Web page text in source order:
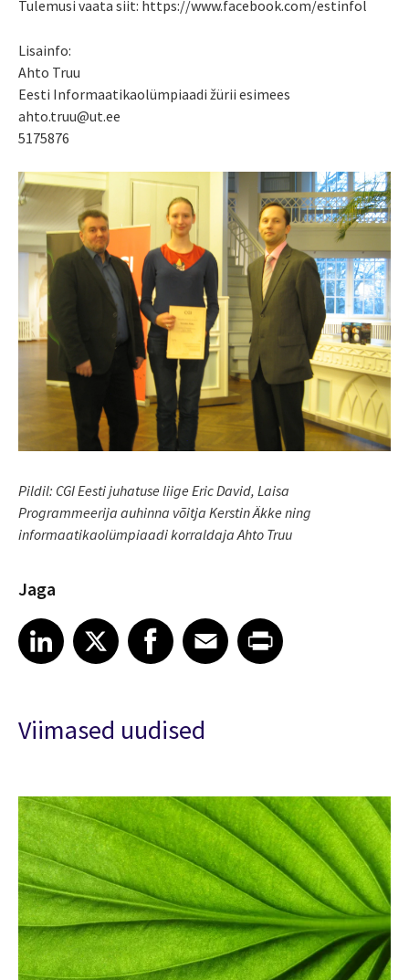
Tulemusi vaata siit: https://www.facebook.com/estinfol
Lisainfo:
Ahto Truu
Eesti Informaatikaolümpiaadi žürii esimees
ahto.truu@ut.ee
5175876
Pildil: CGI Eesti juhatuse liige Eric David, Laisa
Programmeerija auhinna võitja Kerstin Äkke ning
informaatikaolümpiaadi korraldaja Ahto Truu
Jaga
Share article on LinkedIn
LinkedIn
Share article on XShare article on Facebook
Facebook
Share article on Email
EmailShare article on Print
Viimased uudised